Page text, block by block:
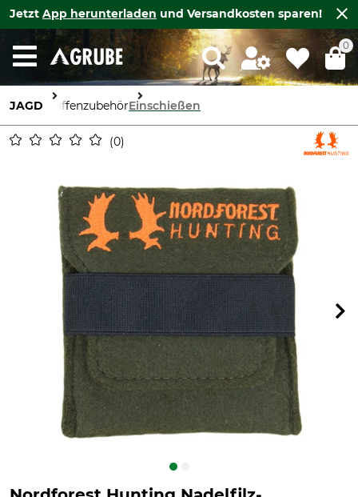
Jetzt App herunterladen und Versandkosten sparen!
0
JAGD WaffenzubehörEinschießen
0